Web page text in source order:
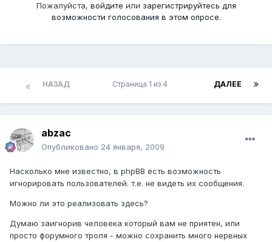
Пожалуйста, войдите или зарегистрируйтесь для
возможности голосования в этом опросе.
НАЗАД ДАЛЕЕ
Страница 1 из 4
abzac
Опубликовано 24 января, 2009
Насколько мне известно, в phpBB есть возможность
игнорировать пользователей. т.е. не видеть их сообщения.
Можно ли это реализовать здесь?
Думаю заигнорив человека который вам не приятен, или
просто форумного троля - можно сохранить много нервных